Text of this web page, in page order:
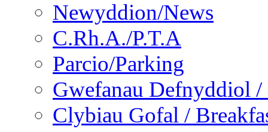
Newyddion/News
C.Rh.A./P.T.A
Parcio/Parking
Gwefanau Defnyddiol /
Clybiau Gofal /